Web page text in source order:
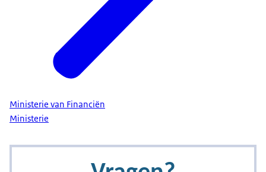
Ministerie van Financiën
Ministerie